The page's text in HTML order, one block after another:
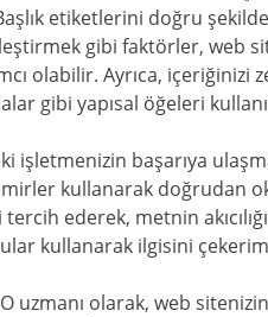
etiketlerini doğru
gibi faktörler, web
olabilir. Ayrıca, içeriğinizi
gibi yapısal öğeleri
işletmenizin başarıya
kullanarak doğrudan
tercih ederek, metnin
kullanarak ilgisini
uzmanı olarak, web